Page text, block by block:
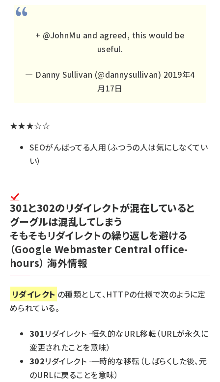
+ @JohnMu and agreed, this would be
useful.
— Danny Sullivan (@dannysullivan) 2019年4
月17日
★★★☆☆
SEOがんばってる人用（ふつうの人は気にしなくてい
い）
301と302のリダイレクトが混在していると
グーグルは混乱してしまう
そもそもリダイレクトの繰り返しを避ける
（Google Webmaster Central office-
hours）海外情報
リダイレクト の種類として、HTTPの仕様で次のように定
められている。
301リダイレクト ―― 恒久的なURL移転（URLが永久に
変更されたことを意味）
302リダイレクト ―― 一時的な移転（しばらくした後、元
のURLに戻ることを意味）